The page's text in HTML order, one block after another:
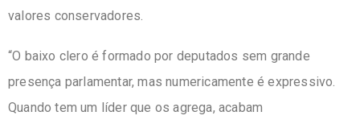
valores conservadores.
“O baixo clero é formado por deputados sem grande
presença parlamentar, mas numericamente é expressivo.
Quando tem um líder que os agrega, acabam